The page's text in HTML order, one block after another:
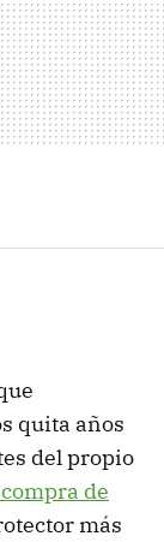
quita años
del propio
de
más